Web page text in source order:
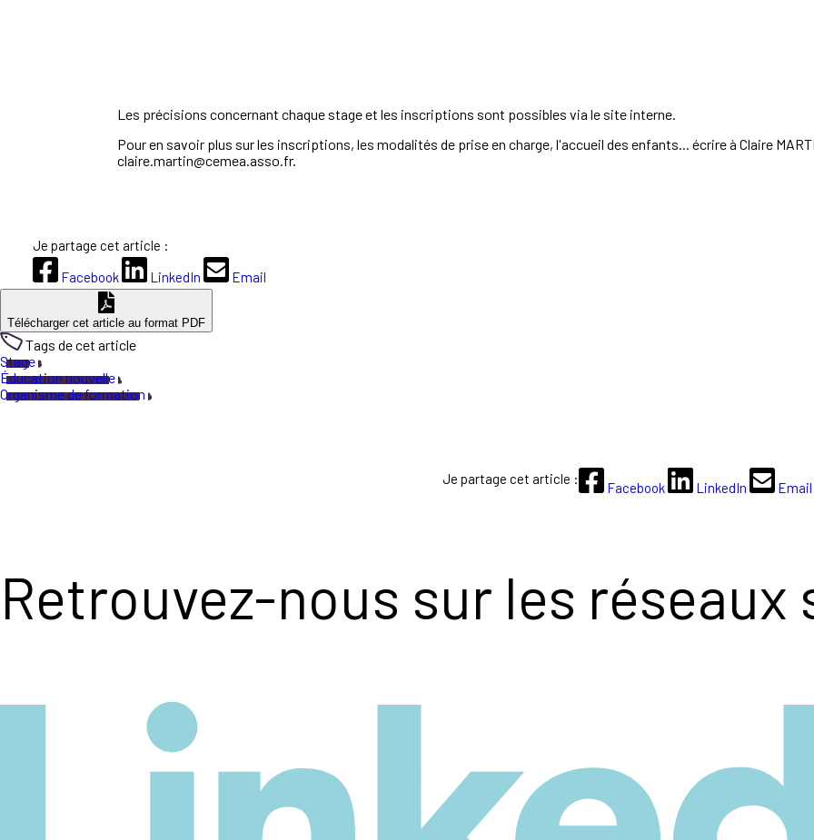
Les précisions concernant chaque stage et les inscriptions sont possibles via le site interne.
Pour en savoir plus sur les inscriptions, les modalités de prise en charge, l'accueil des enfants... écrire à Claire
claire.martin@cemea.asso.fr.
Je partage cet article :
Facebook
LinkedIn Email
Télécharger cet article au format PDF
Tags de cet article
Stage
Éducation nouvelle
Organisme de formation
Je partage cet article :
Facebook LinkedIn Email
Retrouvez-nous sur les réseaux